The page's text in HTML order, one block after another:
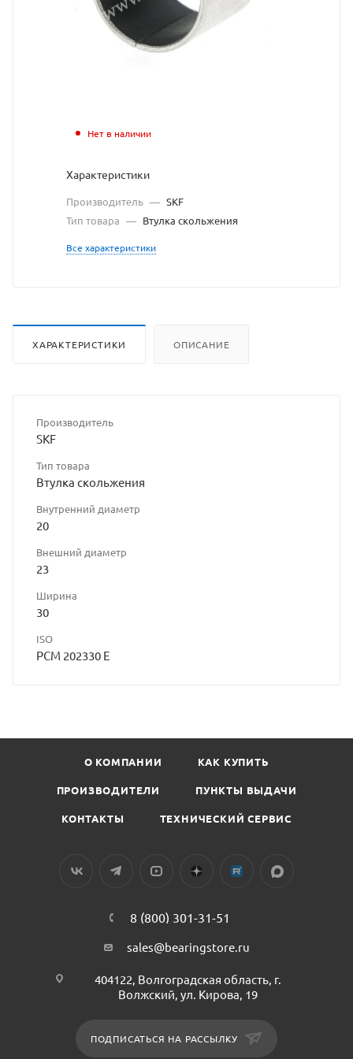
Нет в наличии
Характеристики
Производитель — SKF
Тип товара — Втулка скольжения
Все характеристики
ХАРАКТЕРИСТИКИ ОПИСАНИЕ
Производитель
SKF
Тип товара
Втулка скольжения
Внутренний диаметр
20
Внешний диаметр
23
Ширина
30
ISO
PCM 202330 E
О КОМПАНИИ КАК КУПИТЬ
ПРОИЗВОДИТЕЛИ ПУНКТЫ ВЫДАЧИ
КОНТАКТЫ ТЕХНИЧЕСКИЙ СЕРВИС
8 (800) 301-31-51
sales@bearingstore.ru
404122, Волгоградская область, г.
Волжский, ул. Кирова, 19
ПОДПИСАТЬСЯ НА РАССЫЛКУ